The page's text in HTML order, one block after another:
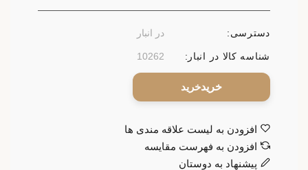
دسترسی: در انبار
شناسه کالا در انبار: 10262
خرید
افزودن به لیست علاقه مندی ها
افزودن به فهرست مقایسه
پیشنهاد به دوستان